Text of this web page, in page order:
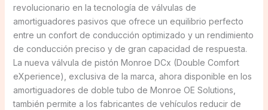
revolucionario en la tecnología de válvulas de
amortiguadores pasivos que ofrece un equilibrio perfecto
entre un confort de conducción optimizado y un rendimiento
de conducción preciso y de gran capacidad de respuesta.
La nueva válvula de pistón Monroe DCx (Double Comfort
eXperience), exclusiva de la marca, ahora disponible en los
amortiguadores de doble tubo de Monroe OE Solutions,
también permite a los fabricantes de vehículos reducir de